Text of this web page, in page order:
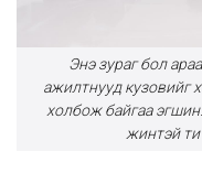
Энэ зураг бол
ажилтнууд кузовийг
холбож байгаа
жинтэй